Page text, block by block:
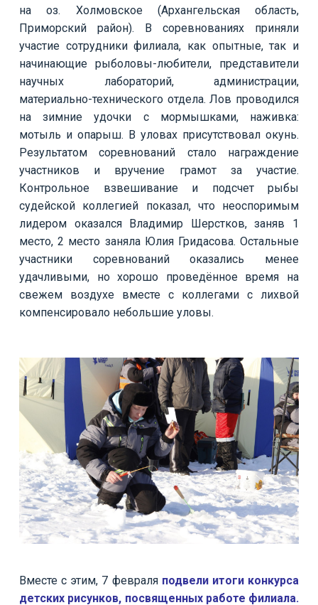
на оз. Холмовское (Архангельская область,
Приморский район). В соревнованиях приняли
участие сотрудники филиала, как опытные, так и
начинающие рыболовы-любители, представители
научных лабораторий, администрации,
материально-технического отдела. Лов проводился
на зимние удочки с мормышками, наживка:
мотыль и опарыш. В уловах присутствовал окунь.
Результатом соревнований стало награждение
участников и вручение грамот за участие.
Контрольное взвешивание и подсчет рыбы
судейской коллегией показал, что неоспоримым
лидером оказался Владимир Шерстков, заняв 1
место, 2 место заняла Юлия Гридасова. Остальные
участники соревнований оказались менее
удачливыми, но хорошо проведённое время на
свежем воздухе вместе с коллегами с лихвой
компенсировало небольшие уловы.
Вместе с этим, 7 февраля подвели итоги конкурса
детских рисунков, посвященных работе филиала.